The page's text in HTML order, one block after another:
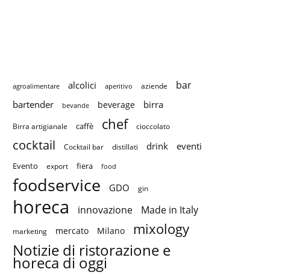
agroalimentare alcolici aperitivo aziende bar
bartender bevande beverage birra
Birra artigianale caffè chef cioccolato
cocktail Cocktail bar distillati drink eventi
Evento export fiera food
foodservice GDO gin
horeca innovazione Made in Italy
marketing mercato Milano mixology
Notizie di ristorazione e
horeca di oggi